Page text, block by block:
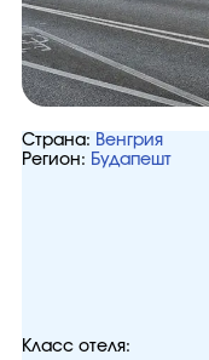
Страна: Венгрия
Регион: Будапешт
Класс отеля: